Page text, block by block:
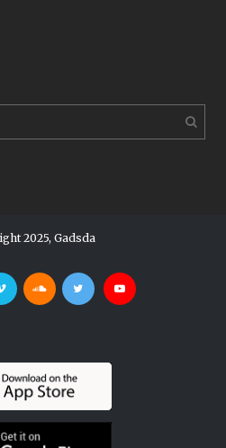
2025, Gadsda